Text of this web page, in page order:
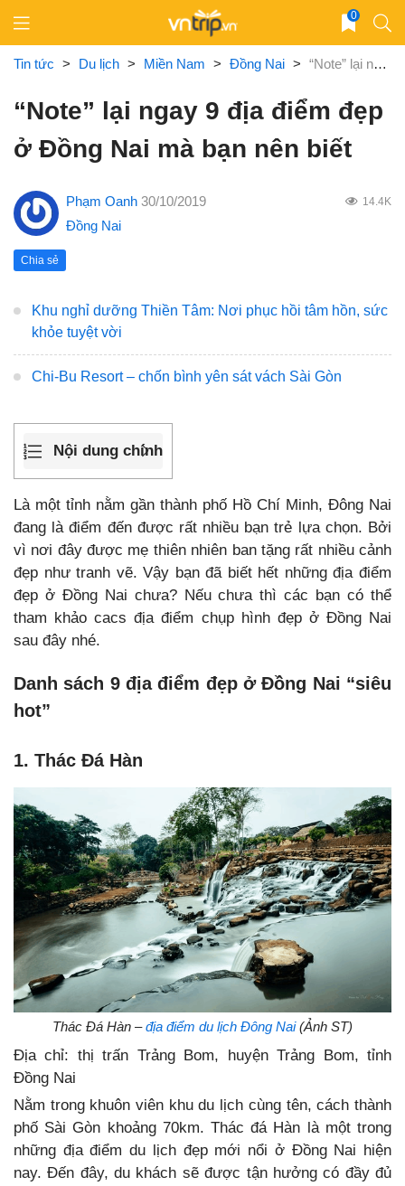
content
0
Tin tức > Du lịch > Miền Nam > Đồng Nai > “Note” lại ngay 9 địa điểm đẹp ở Đồng Nai mà bạn nên biết
“Note” lại ngay 9 địa điểm đẹp
ở Đồng Nai mà bạn nên biết
Phạm Oanh 30/10/2019 14.4K
Đồng Nai
Chia sẻ
Khu nghỉ dưỡng Thiền Tâm: Nơi phục hồi tâm hồn, sức
khỏe tuyệt vời
Chi-Bu Resort – chốn bình yên sát vách Sài Gòn
Nội dung chính
Là một tỉnh nằm gần thành phố Hồ Chí Minh, Đông Nai
đang là điểm đến được rất nhiều bạn trẻ lựa chọn. Bởi
vì nơi đây được mẹ thiên nhiên ban tặng rất nhiều cảnh
đẹp như tranh vẽ. Vậy bạn đã biết hết những địa điểm
đẹp ở Đồng Nai chưa? Nếu chưa thì các bạn có thể
tham khảo cacsđịa điểm chụp hình đẹp ở Đồng Nai
sau đây nhé.
Danh sách 9 địa điểm đẹp ở Đồng Nai “siêu
hot”
1. Thác Đá Hàn
Thác Đá Hàn –địa điểm du lịch Đông Nai(Ảnh ST)
Địa chỉ: thị trấn Trảng Bom, huyện Trảng Bom, tỉnh
Đồng Nai
Nằm trong khuôn viên khu du lịch cùng tên, cách thành
phố Sài Gòn khoảng 70km. Thác đá Hàn là một trong
những địa điểm du lịch đẹp mới nổi ở Đồng Nai hiện
nay. Đến đây, du khách sẽ được tận hưởng có đầy đủ